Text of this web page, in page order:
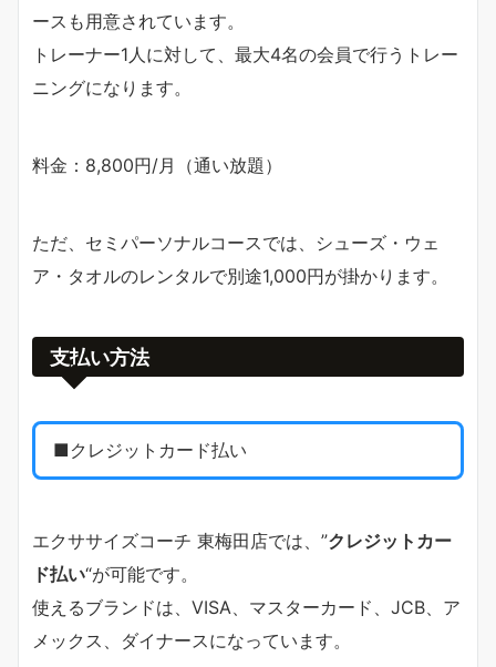
ースも用意されています。
トレーナー1人に対して、最大4名の会員で行うトレー
ニングになります。
料金：8,800円/月（通い放題）
ただ、セミパーソナルコースでは、シューズ・ウェ
ア・タオルのレンタルで別途1,000円が掛かります。
支払い方法
■クレジットカード払い
エクササイズコーチ 東梅田店では、”クレジットカー
ド払い“が可能です。
使えるブランドは、VISA、マスターカード、JCB、ア
メックス、ダイナースになっています。